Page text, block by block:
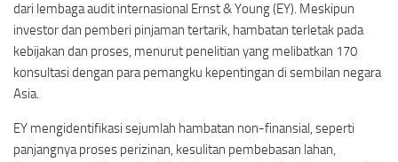
dari lembaga audit internasional Ernst & Young (EY). Meskipun
investor dan pemberi pinjaman tertarik, hambatan terletak pada
kebijakan dan proses, menurut penelitian yang melibatkan 170
konsultasi dengan para pemangku kepentingan di sembilan negara
Asia.
EY mengidentifikasi sejumlah hambatan non-finansial, seperti
panjangnya proses perizinan, kesulitan pembebasan lahan,